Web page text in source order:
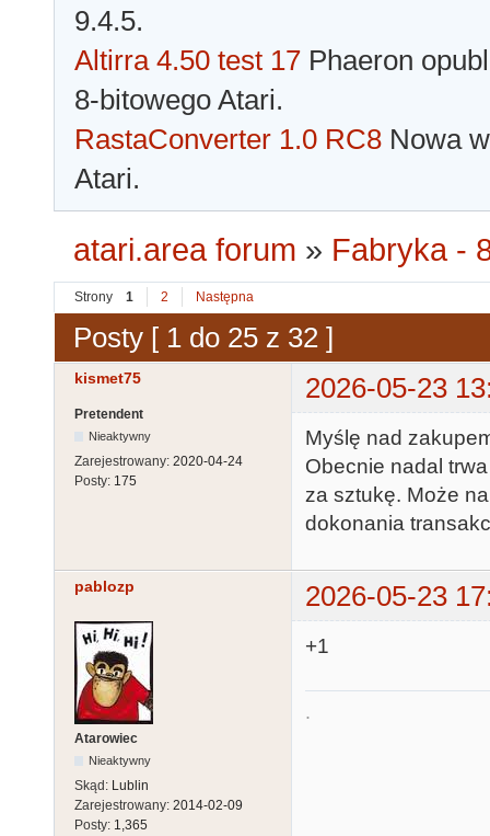
9.4.5.
Altirra 4.50 test 17 Phaeron
8-bitowego Atari.
RastaConverter 1.0 RC8 Nowa
Atari.
atari.area forum » Fabryka -
Strony 1 2 Następna
Posty [ 1 do 25 z 32 ]
kismet75 2026-05-23
Pretendent
Nieaktywny
Zarejestrowany: 2020-04-24
Posty: 175
Myślę nad
Obecnie nadal
za sztukę. Może
dokonania
pablozp 2026-05-23
Atarowiec
Nieaktywny
Skąd: Lublin
Zarejestrowany: 2014-02-09
Posty: 1,365
+1
.